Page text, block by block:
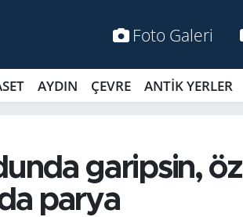
Foto Galeri
AYDIN ÇEVRE ANTİK YERLER
garipsin, öz
parya